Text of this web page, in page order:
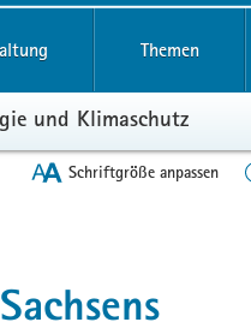
Themen
und Klimaschutz
Schriftgröße anpassen